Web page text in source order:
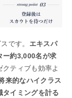
です。 エキスパ
ー約3,000名が求
ティブも効率よ
来的なハイクラス
イミングを計る